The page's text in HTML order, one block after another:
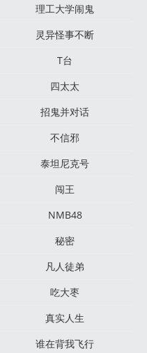
理工大学闹鬼
灵异怪事不断
T台
四太太
招鬼并对话
不信邪
泰坦尼克号
闯王
NMB48
秘密
凡人徒弟
吃大枣
真实人生
谁在背我飞行